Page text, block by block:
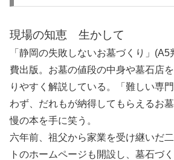
現場の知恵 生かして
「静岡の失敗しないお墓づくり」(A5
費出版。お墓の値段の中身や墓石店
りやすく解説している。「難しい専
わず、だれもが納得してもらえるお
慢の本を手に笑う。
六年前、祖父から家業を受け継いだ
トのホームページも開設し、墓石づ